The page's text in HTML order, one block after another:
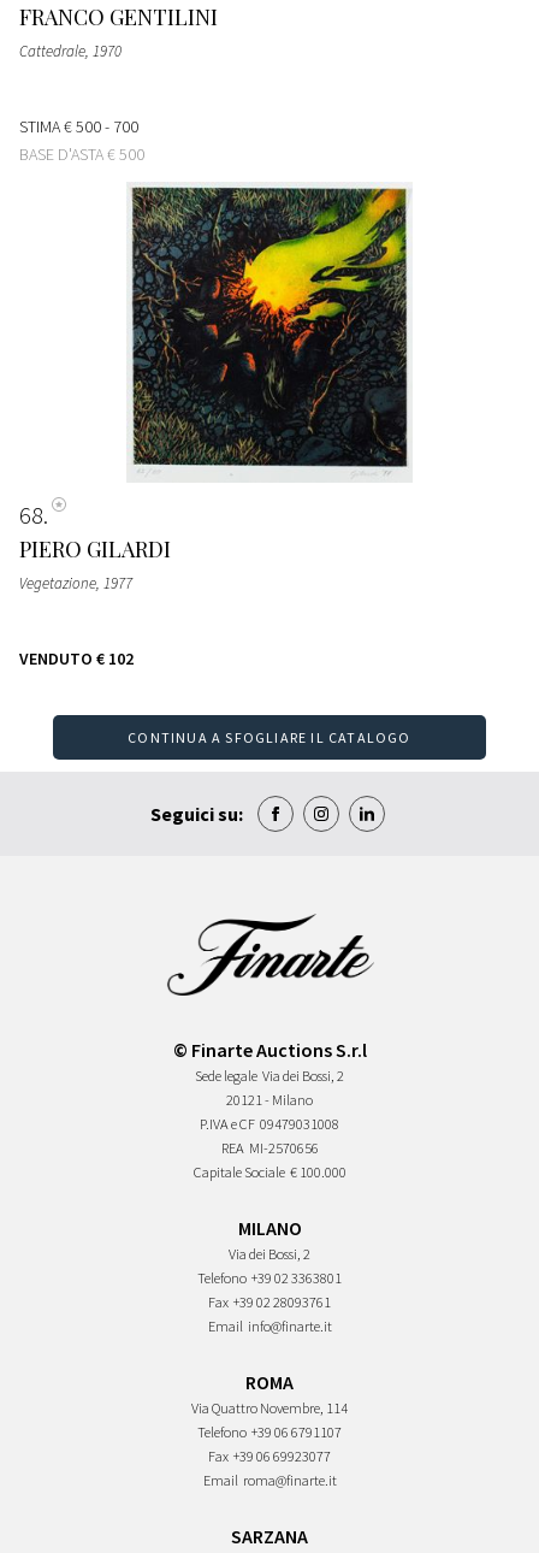
FRANCO GENTILINI
Cattedrale, 1970
STIMA€ 500 - 700
BASE D'ASTA€ 500
68
PIERO GILARDI
Vegetazione, 1977
VENDUTO € 102
CONTINUA A SFOGLIARE IL CATALOGO
Seguici su:
© Finarte Auctions S.r.l
Sede legale Via dei Bossi, 2
20121 - Milano
P.IVA e CF 09479031008
REA MI-2570656
Capitale Sociale € 100.000
MILANO
Via dei Bossi, 2
Telefono +39 02 3363801
Fax +39 02 28093761
Email info@finarte.it
ROMA
Via Quattro Novembre, 114
Telefono +39 06 6791107
Fax +39 06 69923077
Email roma@finarte.it
SARZANA